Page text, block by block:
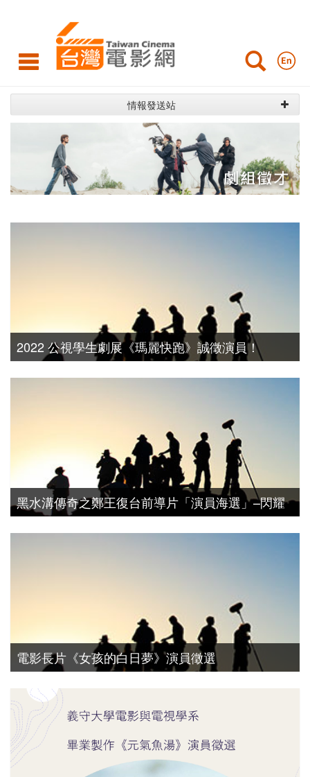
徵
才 情報發送站
2022 公視學生劇展《瑪麗快跑》誠徵演員！
演員徵選
黑水溝傳奇之鄭王復台前導片「演員海選」–閃耀
之星就是你~
電影長片《女孩的白日夢》演員徵選
演員徵選